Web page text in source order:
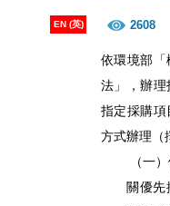
EN (英) 2608
依環境部
法」，辦
指定採購項
方式辦理（
（一
關優先